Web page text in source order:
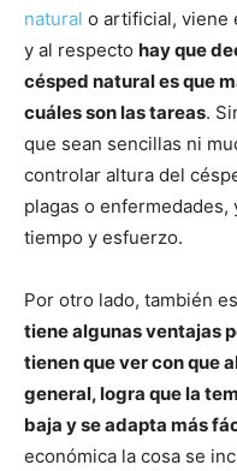
natural o artificial, viene
y al respecto hay que
césped natural es que
cuáles son las tareas.
que sean sencillas ni
controlar altura del
plagas o enfermedades,
tiempo y esfuerzo.
Por otro lado, también
tiene algunas ventajas
tienen que ver con que
general, logra que la
baja y se adapta más
económica la cosa se